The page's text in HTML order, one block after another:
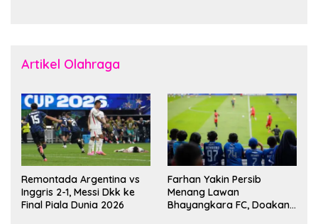
Artikel Olahraga
Remontada Argentina vs
Inggris 2-1, Messi Dkk ke
Final Piala Dunia 2026
Farhan Yakin Persib
Menang Lawan
Bhayangkara FC, Doakan